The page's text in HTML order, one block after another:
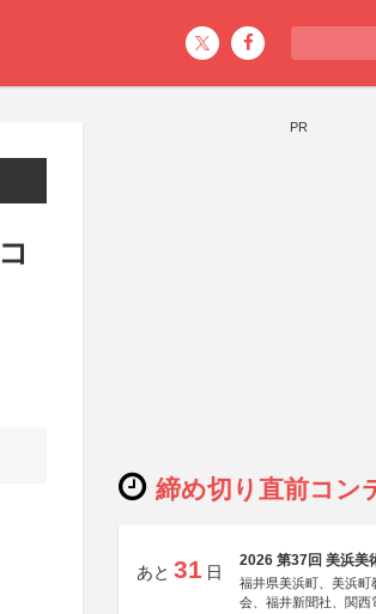
PR
締め切り直前コン
あと 31 日
2026 第37回 美浜美
福井県美浜町、美浜町
会、福井新聞社、関西